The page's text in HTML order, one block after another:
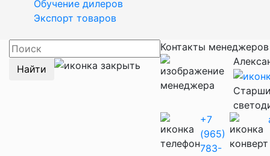
Обучение дилеров
Экспорт товаров
Найти
Контакты
+7
(965)
783-